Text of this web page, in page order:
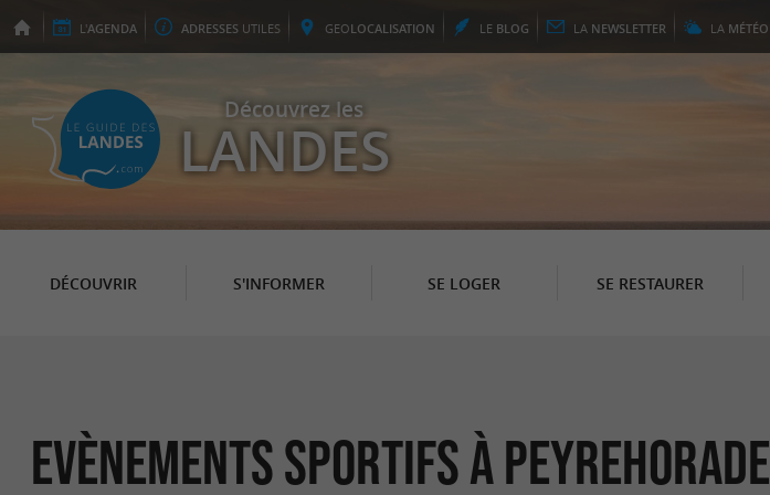
L'AGENDA ADRESSES UTILES GEOLOCALISATION LE BLOG LA NEWSLETTER LA MÉTÉO
Découvrez les
LANDES
DÉCOUVRIR S'INFORMER SE LOGER SE RESTAURER
Evènements sportifs à Peyrehorade